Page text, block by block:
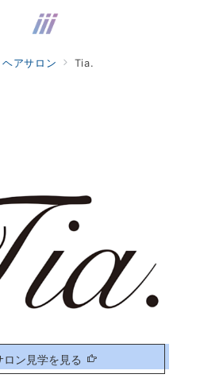
ヘアサロン Tia.
ロン見学を見る